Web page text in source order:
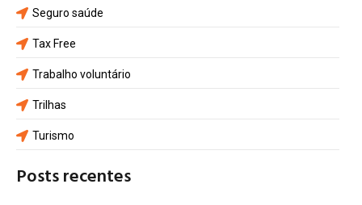
Seguro saúde
Tax Free
Trabalho voluntário
Trilhas
Turismo
Posts recentes